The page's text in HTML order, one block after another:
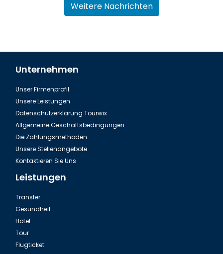
Das Aquarium in Thailand Phuket
Weitere Nachrichten
Unternehmen
Unser Firmenprofil
Unsere Leistungen
Datenschutzerklärung Tourwix
Allgemeine Geschäftsbedingungen
Die Zahlungsmethoden
Unsere Stellenangebote
Kontaktieren Sie Uns
Leistungen
Transfer
Gesundheit
Hotel
Tour
Flugticket